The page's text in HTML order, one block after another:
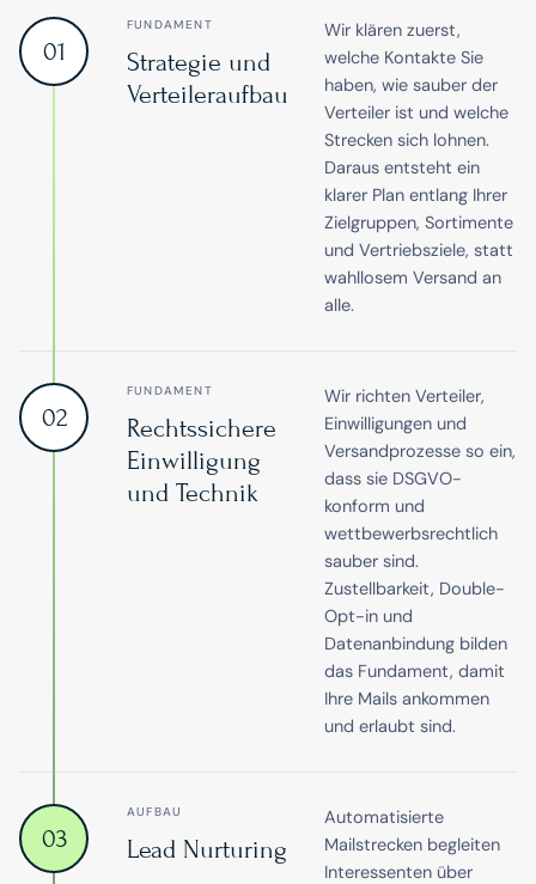
01
FUNDAMENT
Strategie und
Verteileraufbau
Wir klären zuerst,
welche Kontakte Sie
haben, wie sauber der
Verteiler ist und welche
Strecken sich lohnen.
Daraus entsteht ein
klarer Plan entlang Ihrer
Zielgruppen, Sortimente
und Vertriebsziele, statt
wahllosem Versand an
alle.
02
FUNDAMENT
Rechtssichere
Einwilligung
und Technik
Wir richten Verteiler,
Einwilligungen und
Versandprozesse so ein,
dass sie DSGVO-
konform und
wettbewerbsrechtlich
sauber sind.
Zustellbarkeit, Double-
Opt-in und
Datenanbindung bilden
das Fundament, damit
Ihre Mails ankommen
und erlaubt sind.
03
AUFBAU
Lead Nurturing
Automatisierte
Mailstrecken begleiten
Interessenten über